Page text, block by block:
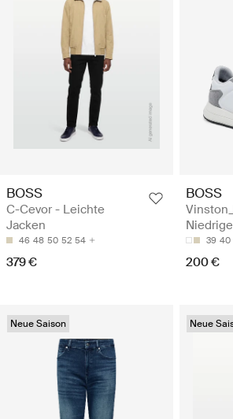
BOSS
C-Cevor - Leichte
Jacken
46 48 50 52 54
379 €
BOSS
39 40
200 €
Neue Saison Neue